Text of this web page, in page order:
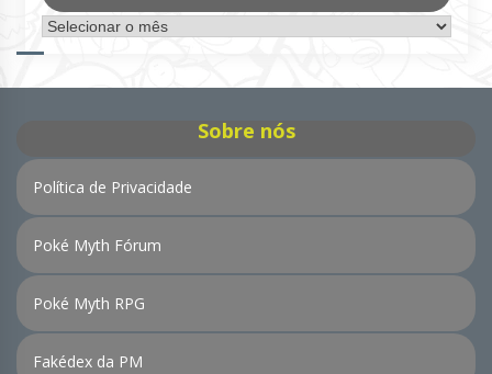
Arquivo
de
Sobre nós
Política de Privacidade
Poké Myth Fórum
Poké Myth RPG
Fakédex da PM